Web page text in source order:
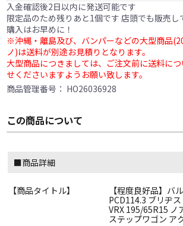
入金確認後2日以内に発送可能です
限定品のため残りあと1個です 店頭でも販売し
購入はお早めに！
※沖縄・離島及び、バンパーなどの大型商品
ノ)は送料が別途お見積りとなります。
大型商品につきましては、ご注文前に送料に
せくださいますようお願い致します。
商品管理番号： HO26036928
この商品について
■商品詳細
【商品タイトル】
【程度良好品】バ
PCD114.3 ブリヂ
VRX 195/65R15 ノ
ステップワゴン ア